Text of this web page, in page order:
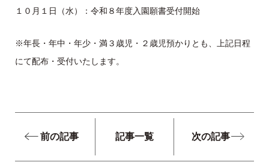
１０月１日（水）：令和８年度入園願書受付開始
※年長・年中・年少・満３歳児・２歳児預かりとも、上記日程
にて配布・受付いたします。
前の記事 記事一覧 次の記事